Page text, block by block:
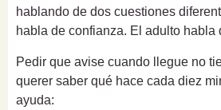
hablando de dos cuestiones
habla de confianza. El adulto habla
Pedir que avise cuando llegue no
querer saber qué hace cada diez
ayuda: